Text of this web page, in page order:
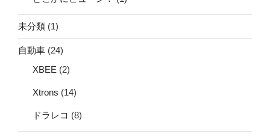
未分類 (1)
自動車 (24)
XBEE (2)
Xtrons (14)
ドラレコ (8)